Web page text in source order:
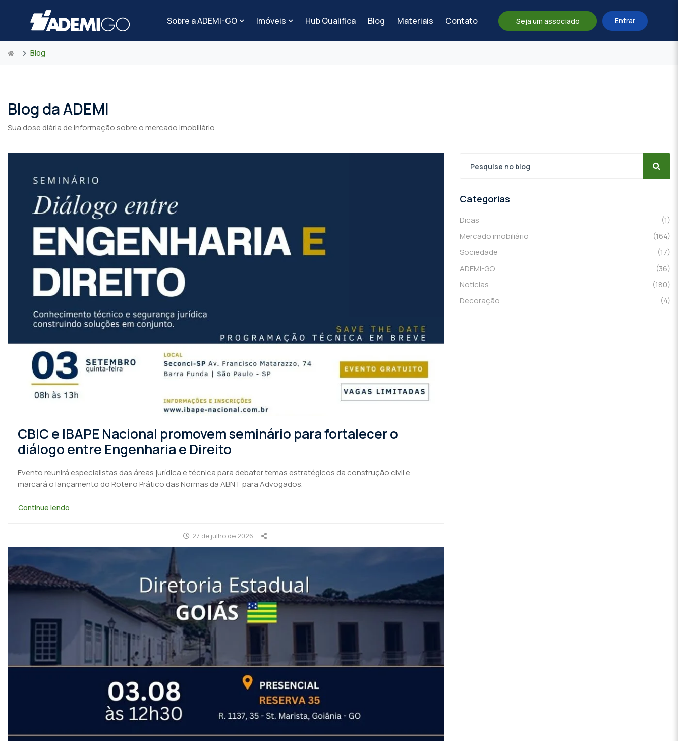
Sobre a ADEMI-GO Imóveis Hub Qualifica Blog Materiais Contato Seja um associado Entrar
Blog
Blog da ADEMI
Sua dose diária de informação sobre o mercado imobiliário
CBIC e IBAPE Nacional promovem seminário para fortalecer o
diálogo entre Engenharia e Direito
Evento reunirá especialistas das áreas jurídica e técnica para debater temas estratégicos da construção civil e
marcará o lançamento do Roteiro Prático das Normas da ABNT para Advogados.
Continue lendo
27 de julho de 2026
Categorias
Dicas
(1)
Mercado imobiliário
(164)
Sociedade
(17)
ADEMI-GO
(36)
Notícias
(180)
Decoração
(4)